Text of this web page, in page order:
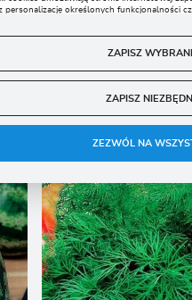
INNE Z
personalizację określonych funkcjonalności
dopasowanie jej do Twoich indywidualnych
i personalizacyjne pliki cookies gwarantuje
pozwalają na uzyskanie informacji w
miejsca oraz częstotliwości, z jaką odwiedzane
naszych serwisów internetowych pod
Zgromadzone informacje są przetwarzane
plikom cookies prezentujemy Ci
partnerów.
cookies służą do prezentowania Ci
oraz Twoich zwyczajów dotyczących
pojawić się na stronach podmiotów
innych dostawców usług. Firmy te działają
nasze treści w postaci wiadomości, ofert,
ZAPISZ
ZAPISZ
ZEZWÓL NA
złoty (PLN)